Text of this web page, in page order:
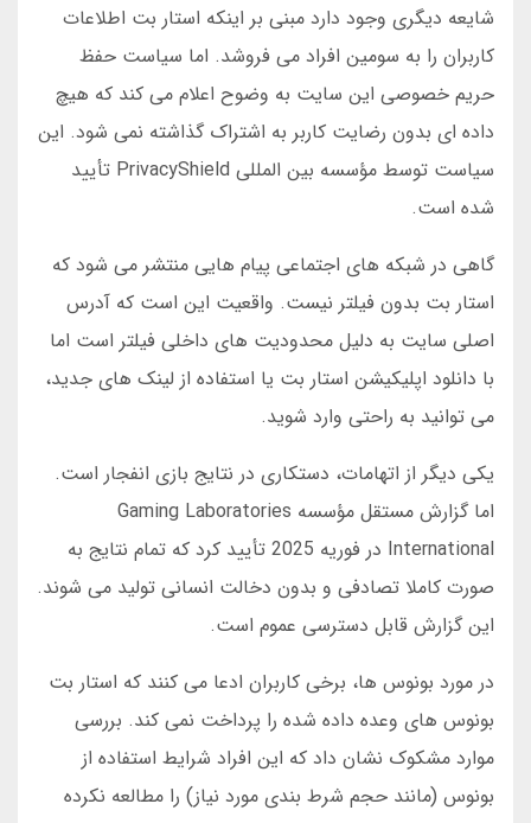
شایعه دیگری وجود دارد مبنی بر اینکه استار بت اطلاعات
کاربران را به سومین افراد می فروشد. اما سیاست حفظ
حریم خصوصی این سایت به وضوح اعلام می کند که هیچ
داده ای بدون رضایت کاربر به اشتراک گذاشته نمی شود. این
سیاست توسط مؤسسه بین المللی PrivacyShield تأیید
شده است.
گاهی در شبکه های اجتماعی پیام هایی منتشر می شود که
استار بت بدون فیلتر نیست. واقعیت این است که آدرس
اصلی سایت به دلیل محدودیت های داخلی فیلتر است اما
با دانلود اپلیکیشن استار بت یا استفاده از لینک های جدید،
می توانید به راحتی وارد شوید.
یکی دیگر از اتهامات، دستکاری در نتایج بازی انفجار است.
اما گزارش مستقل مؤسسه Gaming Laboratories
International در فوریه 2025 تأیید کرد که تمام نتایج به
صورت کاملا تصادفی و بدون دخالت انسانی تولید می شوند.
این گزارش قابل دسترسی عموم است.
در مورد بونوس ها، برخی کاربران ادعا می کنند که استار بت
بونوس های وعده داده شده را پرداخت نمی کند. بررسی
موارد مشکوک نشان داد که این افراد شرایط استفاده از
بونوس (مانند حجم شرط بندی مورد نیاز) را مطالعه نکرده